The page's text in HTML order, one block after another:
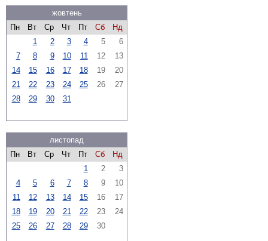
жовтень
Пн
Вт Ср Чт Пт Сб
Нд
1
2 3 4 5
6
7
8 9 10 11 12
13
14
15 16 17 18 19
20
21
22 23 24 25 26
27
28
29 30 31
листопад
Пн
Вт Ср Чт Пт Сб
Нд
1
2
3
4
5 6 7 8 9
10
11
12 13 14 15 16
17
18
19 20 21 22 23
24
25
26 27 28 29 30